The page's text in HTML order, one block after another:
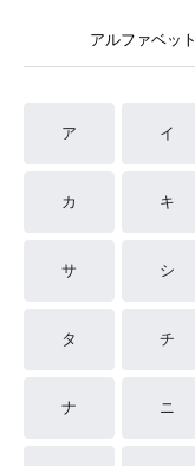
アルファベット
ア イ
カ キ
サ シ
タ チ
ナ ニ